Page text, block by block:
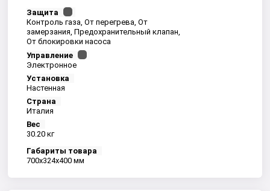
Защита
Контроль газа, От перегрева, От
замерзания, Предохранительный клапан,
От блокировки насоса
Управление
Электронное
Установка
Настенная
Страна
Италия
Вес
30.20 кг
Габариты товара
700x324x400 мм